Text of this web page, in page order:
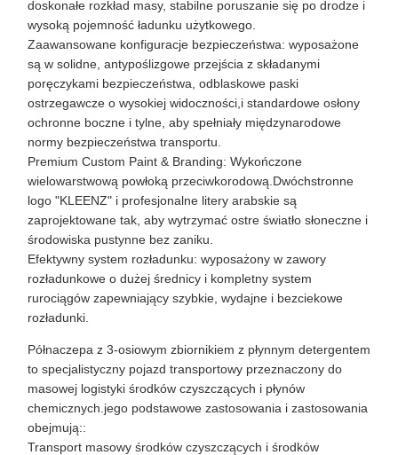
doskonałe rozkład masy, stabilne poruszanie się po drodze i
wysoką pojemność ładunku użytkowego.
Zaawansowane konfiguracje bezpieczeństwa: wyposażone
są w solidne, antypoślizgowe przejścia z składanymi
poręczykami bezpieczeństwa, odblaskowe paski
ostrzegawcze o wysokiej widoczności,i standardowe osłony
ochronne boczne i tylne, aby spełniały międzynarodowe
normy bezpieczeństwa transportu.
Premium Custom Paint & Branding: Wykończone
wielowarstwową powłoką przeciwkorodową.Dwóchstronne
logo "KLEENZ" i profesjonalne litery arabskie są
zaprojektowane tak, aby wytrzymać ostre światło słoneczne i
środowiska pustynne bez zaniku.
Efektywny system rozładunku: wyposażony w zawory
rozładunkowe o dużej średnicy i kompletny system
rurociągów zapewniający szybkie, wydajne i bezciekowe
rozładunki.
Półnaczepa z 3-osiowym zbiornikiem z płynnym detergentem
to specjalistyczny pojazd transportowy przeznaczony do
masowej logistyki środków czyszczących i płynów
chemicznych.jego podstawowe zastosowania i zastosowania
obejmują::
Transport masowy środków czyszczących i środków